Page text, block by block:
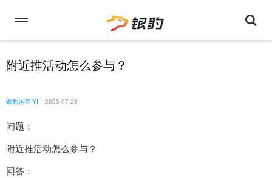
附近推活动怎么参与？
银豹运营-YF 2025-07-28
问题：
附近推活动怎么参与？
回答：